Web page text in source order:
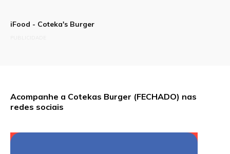
iFood - Coteka's Burger
Acompanhe a Cotekas Burger (FECHADO) nas
redes sociais